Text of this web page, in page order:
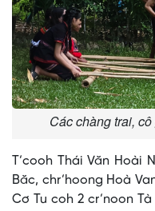
Các chàng trai,
T’cooh Thái Văn Hoài
Băc, chr’hoong Hoà
Cơ Tu coh 2 cr’noon